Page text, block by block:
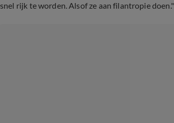
snel rijk te worden. Alsof ze aan filantropie doen."